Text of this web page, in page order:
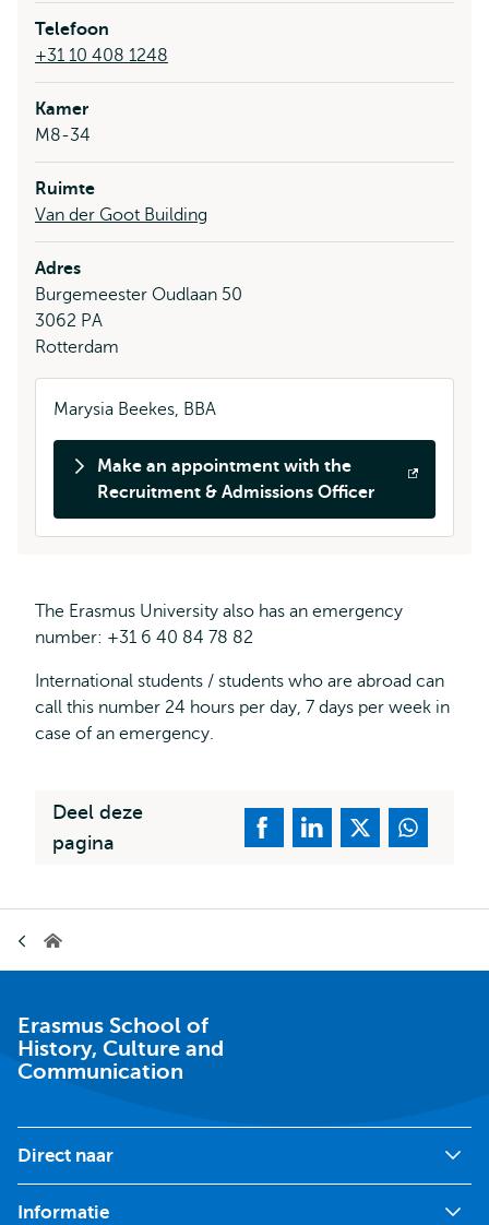
Telefoon
+31 10 408 1248
Kamer
M8-34
Ruimte
Van der Goot Building
Adres
Burgemeester Oudlaan 50
3062 PA
Rotterdam
Marysia Beekes, BBA
Make an appointment with the
Recruitment & Admissions Officer
Opent
extern
The Erasmus University also has an emergency
number: +31 6 40 84 78 82
International students / students who are abroad can
call this number 24 hours per day, 7 days per week in
case of an emergency.
Deel deze
pagina
Erasmus
and
Communication
Erasmus School of
History, Culture and
Communication
Direct naar
Informatie